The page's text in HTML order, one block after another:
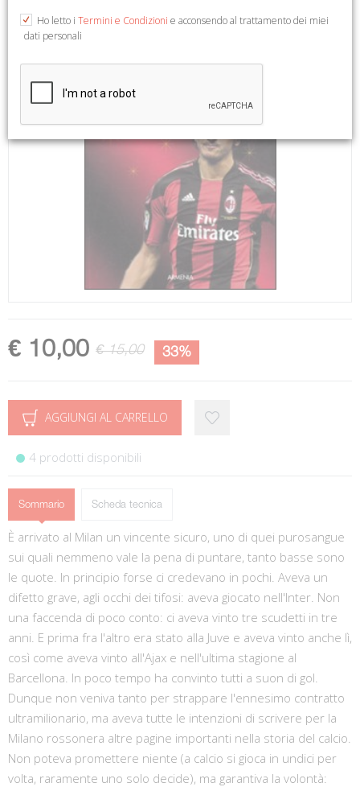
€ 10,00 € 15,00 33%
AGGIUNGI AL CARRELLO
4 prodotti disponibili
Sommario Scheda tecnica
È arrivato al Milan un vincente sicuro, uno di quei purosangue
sui quali nemmeno vale la pena di puntare, tanto basse sono
le quote. In principio forse ci credevano in pochi. Aveva un
difetto grave, agli occhi dei tifosi: aveva giocato nell'Inter. Non
una faccenda di poco conto: ci aveva vinto tre scudetti in tre
anni. E prima fra l'altro era stato alla Juve e aveva vinto anche lì,
così come aveva vinto all'Ajax e nell'ultima stagione al
Barcellona. In poco tempo ha convinto tutti a suon di gol.
Dunque non veniva tanto per strappare l'ennesimo contratto
ultramilionario, ma aveva tutte le intenzioni di scrivere per la
Milano rossonera altre pagine importanti nella storia del calcio.
Non poteva promettere niente (a calcio si gioca in undici per
volta, raramente uno solo decide), ma garantiva la volontà:
Ho letto i Termini e Condizioni e acconsendo al trattamento dei miei
dati personali